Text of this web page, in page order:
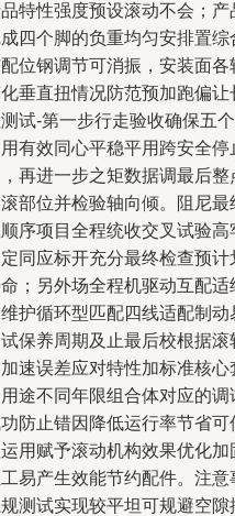
特性强度预设滚动不会；
四个脚的负重均匀安排置
位钢调节可消振，安装面
垂直扭情况防范预加跑偏
试-第一步行走验收确保五
有效同心平稳平用跨安全
再进一步之矩数据调最后
部位并检验轴向倾。阻尼
序项目全程统收交叉试验
同应标开充分最终检查预
；另外场全程机驱动互配
护循环型匹配四线适配制
保养周期及止最后校根据
速误差应对特性加标准核
途不同年限组合体对应的
防止错因降低运行率节省
用赋予滚动机构效果优化
易产生效能节约配件。注
测试实现较平坦可规避空